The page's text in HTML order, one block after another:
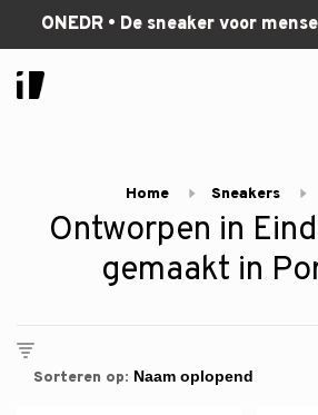
ONEDR • De sneaker voor
Home Sneakers
Ontworpen in
gemaakt in
Sorteren op: